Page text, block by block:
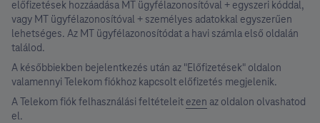
előfizetések hozzáadása MT ügyfélazonosítóval + egyszeri kóddal,
vagy MT ügyfélazonosítóval + személyes adatokkal egyszerűen
lehetséges. Az MT ügyfélazonosítódat a havi számla első oldalán
találod.
A későbbiekben bejelentkezés után az "Előfizetések" oldalon
valamennyi Telekom fiókhoz kapcsolt előfizetés megjelenik.
A Telekom fiók felhasználási feltételeit ezen az oldalon olvashatod
el.